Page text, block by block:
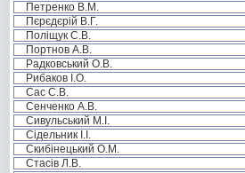
Петренко В.М.
Пєрєдєрій В.Г.
Поліщук С.В.
Портнов А.В.
Радковський О.В.
Рибаков І.О.
Сас С.В.
Сенченко А.В.
Сивульський М.І.
Сідельник І.І.
Скибінецький О.М.
Стасів Л.В.